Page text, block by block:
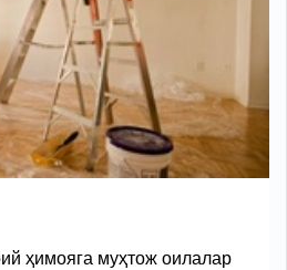
ҳимояга муҳтож оилалар